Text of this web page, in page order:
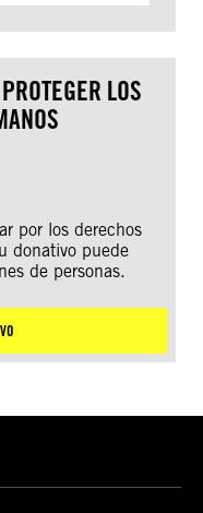
LOS
por los derechos
donativo puede
de personas.